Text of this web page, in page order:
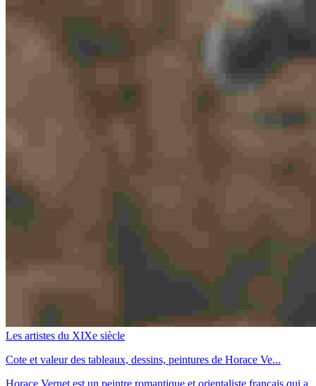
Les artistes du XIXe siècle
Cote et valeur des tableaux, dessins, peintures de Horace Ve...
Horace Vernet est un peintre romantique et orientaliste français qui a